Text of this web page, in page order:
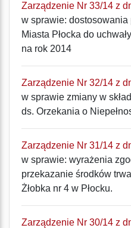
Zarządzenie Nr 33/14 z
w sprawie:
Miasta Płocka do
na rok 2014
Zarządzenie Nr 32/14 z
w sprawie zmiany w
ds. Orzekania o
Zarządzenie Nr 31/14 z
w sprawie: wyrażenia
przekazanie środków
Żłobka nr 4 w Płocku.
Zarządzenie Nr 30/14 z